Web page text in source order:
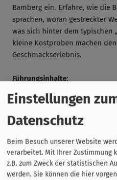
Bamberg ein. Erfahre, wie die
sprachen, woran gestreckter
was sich hinter dem typischen
kleine Kostproben machen
Geschmackserlebnis.
Führungsinhalte:
Der Rundgang beginnt am
und führt durch Teile der
Rundgang endet mit einem
Kostprobe. Bei den anderen
Kostprobenvon
Spezialitäten“.
Gut zu wissen:
Einstellungen
Datenschutz
Beim Besuch unserer Website
verarbeitet. Mit Ihrer Zustimmung
z.B. zum Zweck der statistischen
werden. Sie können die hier